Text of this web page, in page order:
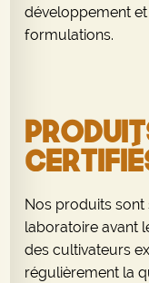
développement
formulations.
Nos produits
laboratoire avant
des cultivateurs
régulièrement la